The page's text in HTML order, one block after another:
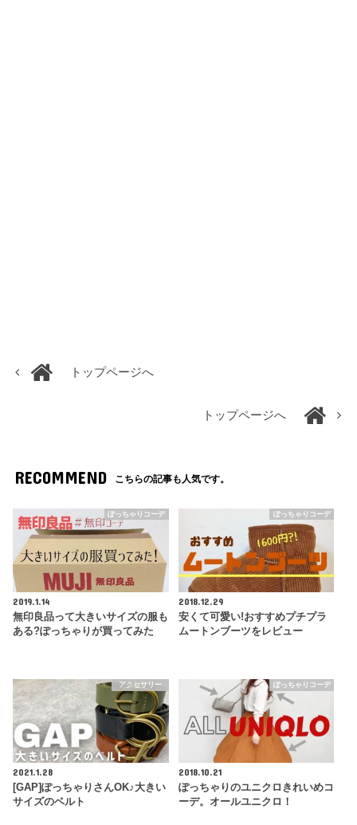
トップページへ
トップページへ
RECOMMEND こちらの記事も人気です。
ぽっちゃりコーデ
2019.1.14
無印良品って大きいサイズの服も
ある?ぽっちゃりが買ってみた
ぽっちゃりコーデ
2018.12.29
安くて可愛い!おすすめプチプラ
ムートンブーツをレビュー
アクセサリー
2021.1.28
[GAP]ぽっちゃりさんOK♪大きい
サイズのベルト
ぽっちゃりコーデ
2018.10.21
ぽっちゃりのユニクロきれいめコ
ーデ。オールユニクロ！